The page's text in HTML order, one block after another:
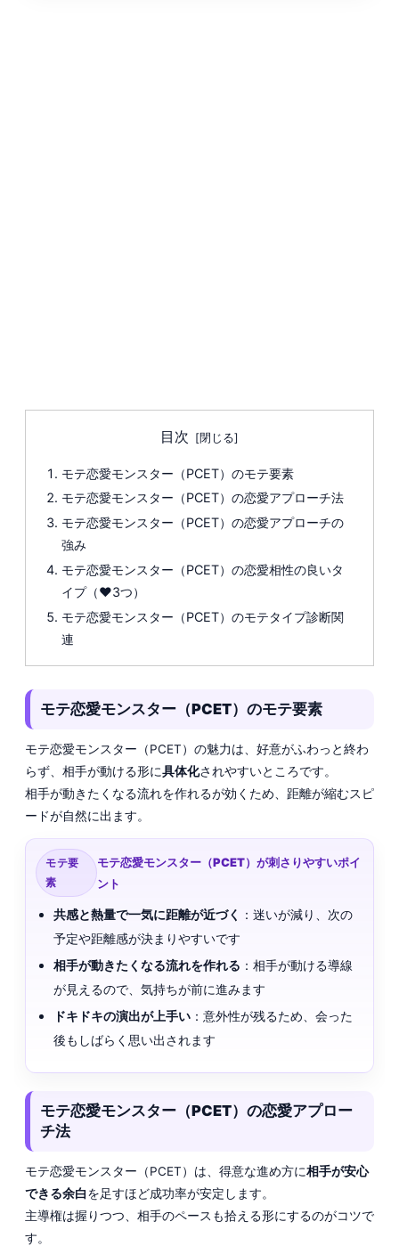
目次
モテ恋愛モンスター（PCET）のモテ要素
モテ恋愛モンスター（PCET）の恋愛アプローチ法
モテ恋愛モンスター（PCET）の恋愛アプローチの
強み
モテ恋愛モンスター（PCET）の恋愛相性の良いタ
イプ（❤️3つ）
モテ恋愛モンスター（PCET）のモテタイプ診断関
連
モテ恋愛モンスター（PCET）のモテ要素
モテ恋愛モンスター（PCET）の魅力は、好意がふわっと終わ
らず、相手が動ける形に具体化されやすいところです。
相手が動きたくなる流れを作れるが効くため、距離が縮むスピ
ードが自然に出ます。
モテ要
素
モテ恋愛モンスター（PCET）が刺さりやすいポイ
ント
共感と熱量で一気に距離が近づく ：迷いが減り、次の
予定や距離感が決まりやすいです
相手が動きたくなる流れを作れる ：相手が動ける導線
が見えるので、気持ちが前に進みます
ドキドキの演出が上手い：意外性が残るため、会った
後もしばらく思い出されます
モテ恋愛モンスター（PCET）の恋愛アプロー
チ法
モテ恋愛モンスター（PCET）は、得意な進め方に相手が安心
できる余白を足すほど成功率が安定します。
主導権は握りつつ、相手のペースも拾える形にするのがコツで
す。